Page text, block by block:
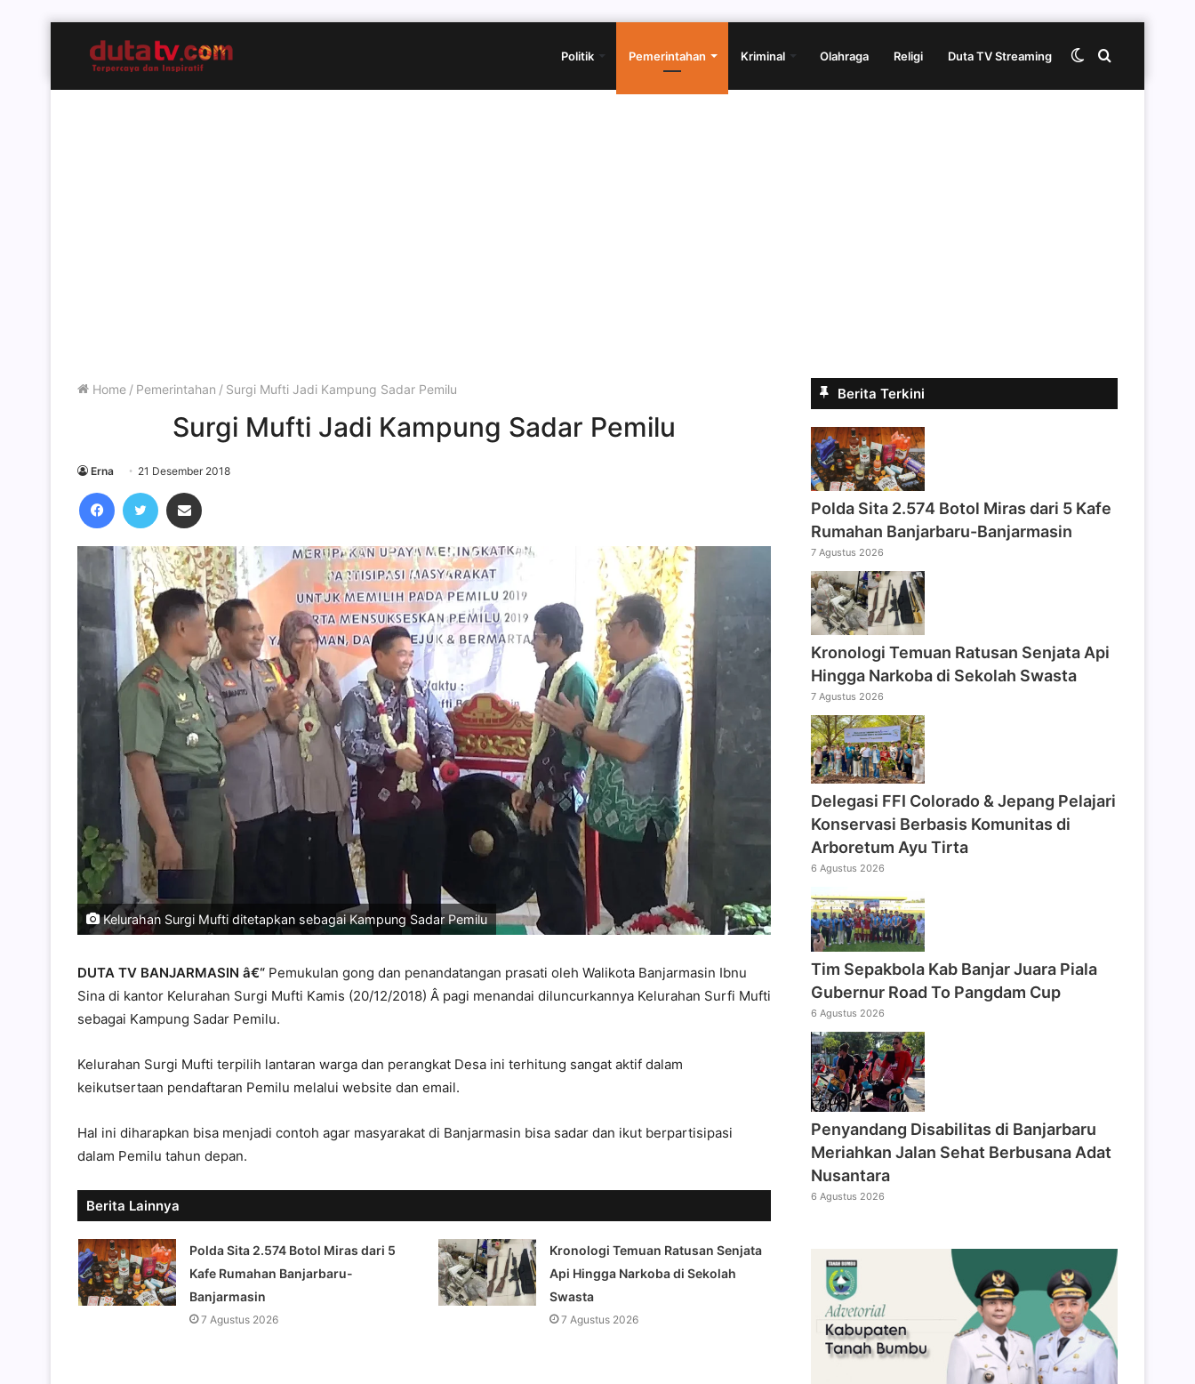
Politik Pemerintahan Kriminal Olahraga Religi Duta TV Streaming Cari
Switch
Home / Pemerintahan / Surgi Mufti Jadi Kampung Sadar Pemilu
Surgi Mufti Jadi Kampung Sadar Pemilu
Erna 21 Desember 2018
FacebookTwitter
Kelurahan Surgi Mufti ditetapkan sebagai Kampung Sadar Pemilu
DUTA TV BANJARMASIN â€“ Pemukulan gong dan penandatangan prasati oleh Walikota Banjarmasin Ibnu
Sina di kantor Kelurahan Surgi Mufti Kamis (20/12/2018) Â pagi menandai diluncurkannya Kelurahan Surfi Mufti
sebagai Kampung Sadar Pemilu.
Kelurahan Surgi Mufti terpilih lantaran warga dan perangkat Desa ini terhitung sangat aktif dalam
keikutsertaan pendaftaran Pemilu melalui website dan email.
Hal ini diharapkan bisa menjadi contoh agar masyarakat di Banjarmasin bisa sadar dan ikut berpartisipasi
dalam Pemilu tahun depan.
Berita Lainnya
Polda Sita 2.574 Botol Miras dari 5
Kafe Rumahan Banjarbaru-
Banjarmasin
7 Agustus 2026
Kronologi Temuan Ratusan Senjata
Api Hingga Narkoba di Sekolah
Swasta
7 Agustus 2026
Berita Terkini
Polda Sita 2.574 Botol Miras dari 5 Kafe
Rumahan Banjarbaru-Banjarmasin
7 Agustus 2026
Kronologi Temuan Ratusan Senjata Api
Hingga Narkoba di Sekolah Swasta
7 Agustus 2026
Delegasi FFI Colorado & Jepang Pelajari
Konservasi Berbasis Komunitas di
Arboretum Ayu Tirta
6 Agustus 2026
Tim Sepakbola Kab Banjar Juara Piala
Gubernur Road To Pangdam Cup
6 Agustus 2026
Penyandang Disabilitas di Banjarbaru
Meriahkan Jalan Sehat Berbusana Adat
Nusantara
6 Agustus 2026